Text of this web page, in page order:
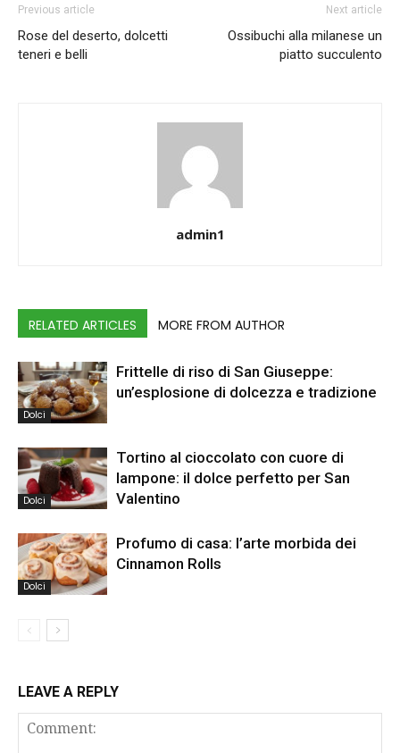
Previous article
Rose del deserto, dolcetti
teneri e belli
Next article
Ossibuchi alla milanese un
piatto succulento
admin1
RELATED ARTICLES MORE FROM AUTHOR
Dolci
Frittelle di riso di San Giuseppe:
un’esplosione di dolcezza e tradizione
Dolci
Tortino al cioccolato con cuore di
lampone: il dolce perfetto per San
Valentino
Dolci
Profumo di casa: l’arte morbida dei
Cinnamon Rolls
LEAVE A REPLY